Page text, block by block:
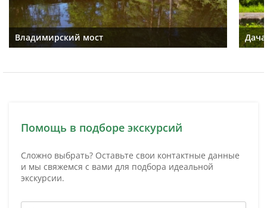
Владимирский мост Дача
Помощь в подборе экскурсий
Сложно выбрать? Оставьте свои контактные данные
и мы свяжемся с вами для подбора идеальной
экскурсии.